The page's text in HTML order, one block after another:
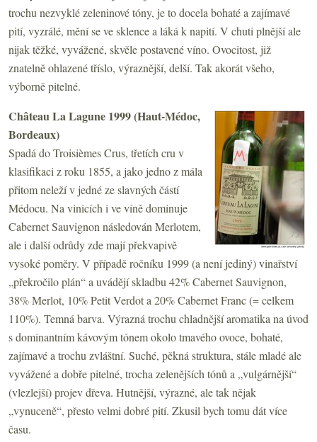
trochu nezvyklé zeleninové tóny, je to docela bohaté a zajímavé
pití, vyzrálé, mění se ve sklence a láká k napití. V chuti plnější ale
nijak těžké, vyvážené, skvěle postavené víno. Ovocitost, již
znatelně ohlazené tříslo, výraznější, delší. Tak akorát všeho,
výborně pitelné.
Château La Lagune 1999 (Haut-Médoc,
Bordeaux)
Spadá do Troisièmes Crus, třetích cru v
klasifikaci z roku 1855, a jako jedno z mála
přitom neleží v jedné ze slavných částí
Médocu. Na vinicích i ve víně dominuje
Cabernet Sauvignon následován Merlotem,
ale i další odrůdy zde mají překvapivě
vysoké poměry. V případě ročníku 1999 (a není jediný) vinařství
„překročilo plán“ a uvádějí skladbu 42% Cabernet Sauvignon,
38% Merlot, 10% Petit Verdot a 20% Cabernet Franc (= celkem
110%). Temná barva. Výrazná trochu chladnější aromatika na úvod
s dominantním kávovým tónem okolo tmavého ovoce, bohaté,
zajímavé a trochu zvláštní. Suché, pěkná struktura, stále mladé ale
vyvážené a dobře pitelné, trocha zelenějších tónů a „vulgárnější“
(vlezlejší) projev dřeva. Hutnější, výrazné, ale tak nějak
„vynuceně“, přesto velmi dobré pití. Zkusil bych tomu dát více
času.